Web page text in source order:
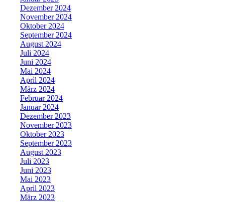
Dezember 2024
November 2024
Oktober 2024
September 2024
August 2024
Juli 2024
Juni 2024
Mai 2024
April 2024
März 2024
Februar 2024
Januar 2024
Dezember 2023
November 2023
Oktober 2023
September 2023
August 2023
Juli 2023
Juni 2023
Mai 2023
April 2023
März 2023